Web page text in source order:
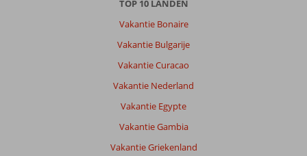
TOP 10 LANDEN
Vakantie Bonaire
Vakantie Bulgarije
Vakantie Curacao
Vakantie Nederland
Vakantie Egypte
Vakantie Gambia
Vakantie Griekenland